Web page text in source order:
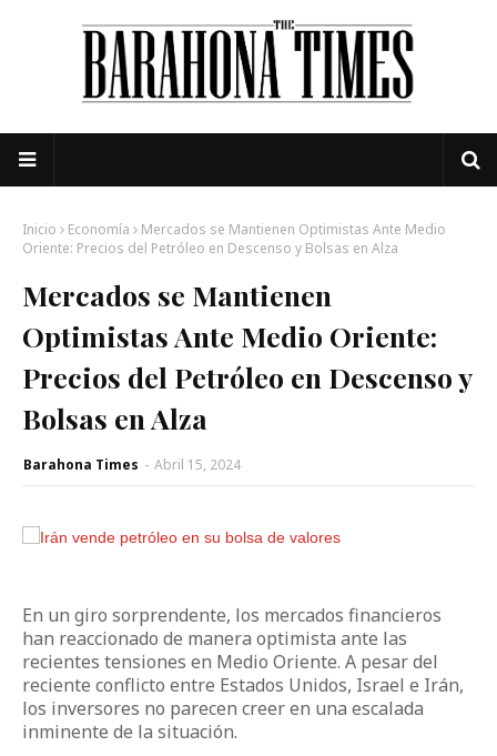
Inicio Economía
Mercados se Mantienen Optimistas Ante Medio
Oriente: Precios del Petróleo en Descenso y Bolsas en Alza
Mercados se Mantienen
Optimistas Ante Medio Oriente:
Precios del Petróleo en Descenso y
Bolsas en Alza
Barahona Times - Abril 15, 2024
En un giro sorprendente, los mercados financieros
han reaccionado de manera optimista ante las
recientes tensiones en Medio Oriente. A pesar del
reciente conflicto entre Estados Unidos, Israel e Irán,
los inversores no parecen creer en una escalada
inminente de la situación.